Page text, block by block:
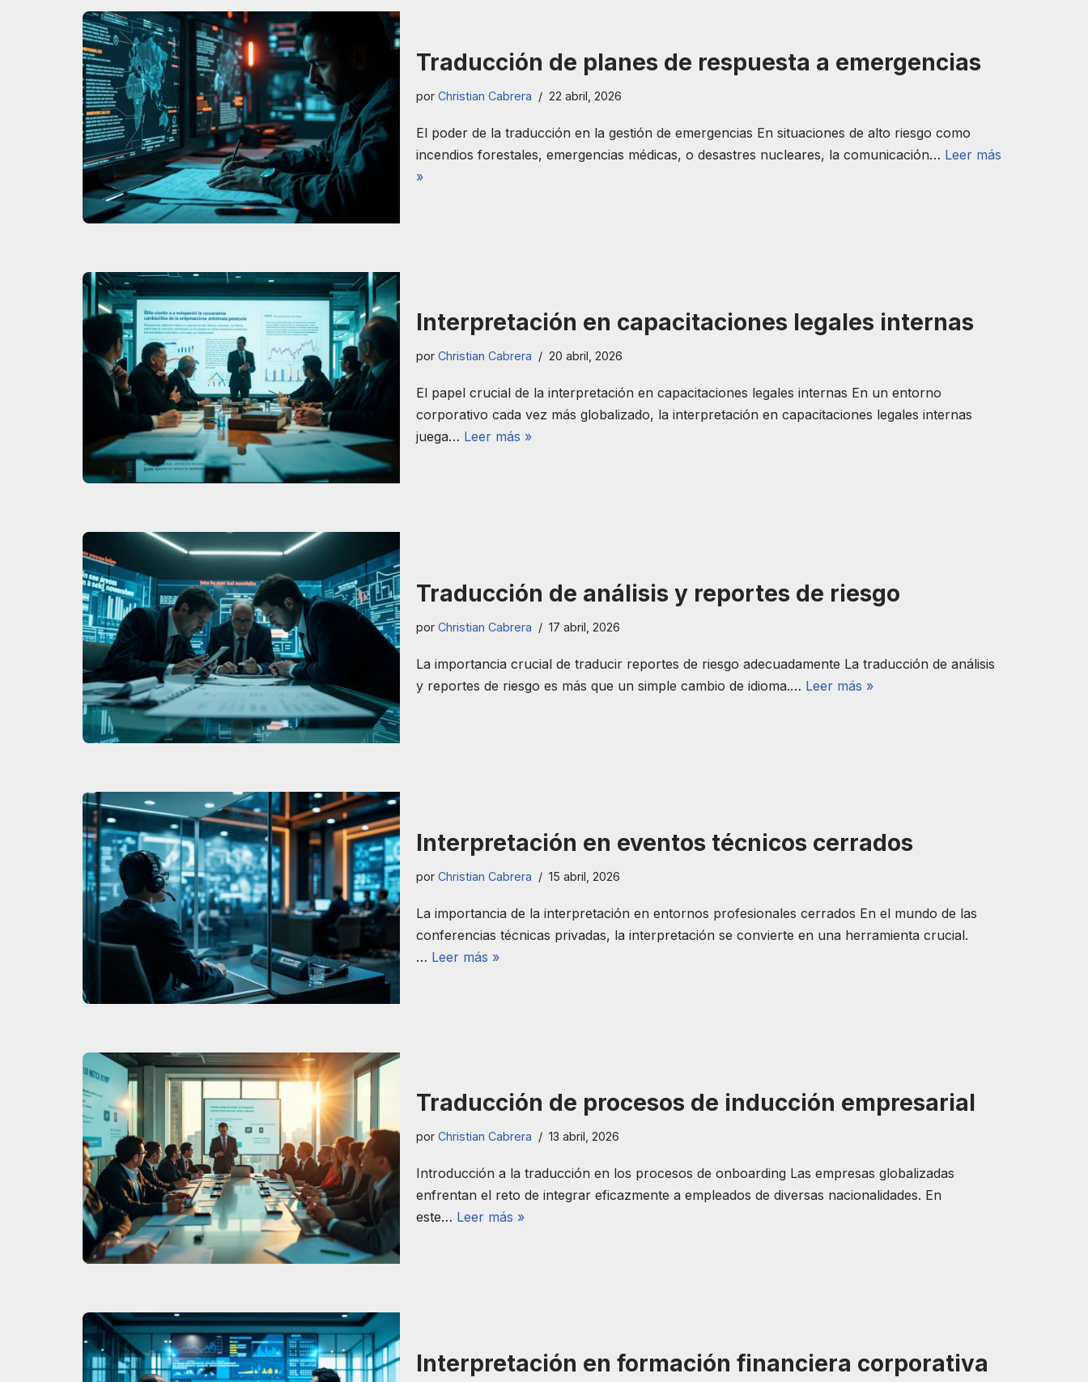
Traducción de planes de respuesta a emergencias
por Christian Cabrera 22 abril, 2026
El poder de la traducción en la gestión de emergencias En situaciones de alto riesgo como
incendios forestales, emergencias médicas, o desastres nucleares, la comunicación… Leer más
»
Interpretación en capacitaciones legales internas
por Christian Cabrera 20 abril, 2026
El papel crucial de la interpretación en capacitaciones legales internas En un entorno
corporativo cada vez más globalizado, la interpretación en capacitaciones legales internas
juega… Leer más »
Traducción de análisis y reportes de riesgo
por Christian Cabrera 17 abril, 2026
La importancia crucial de traducir reportes de riesgo adecuadamente La traducción de análisis
y reportes de riesgo es más que un simple cambio de idioma.… Leer más »
Interpretación en eventos técnicos cerrados
por Christian Cabrera 15 abril, 2026
La importancia de la interpretación en entornos profesionales cerrados En el mundo de las
conferencias técnicas privadas, la interpretación se convierte en una herramienta crucial.
… Leer más »
Traducción de procesos de inducción empresarial
por Christian Cabrera 13 abril, 2026
Introducción a la traducción en los procesos de onboarding Las empresas globalizadas
enfrentan el reto de integrar eficazmente a empleados de diversas nacionalidades. En
este… Leer más »
Interpretación en formación financiera corporativa